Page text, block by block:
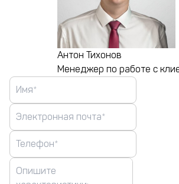
Антон Тихонов
Менеджер по работе с